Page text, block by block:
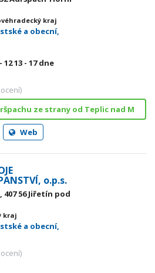
kraj
a obecní,
1213 - 17dne
ze strany od Teplic nad M
Web
o.p.s.
407 56 Jiřetín pod
kraj
a obecní,